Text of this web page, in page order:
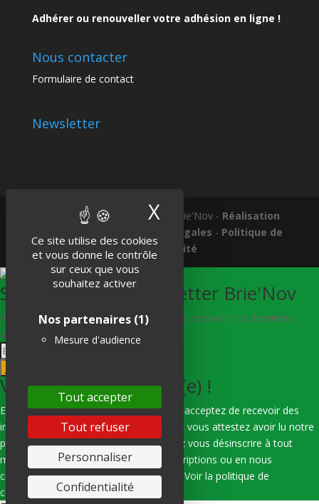
Ce site utilise des cookies
et vous donne le contrôle
sur ceux que vous
souhaitez activer
Nos partenaires (1)
Mesure d'audience
Tout accepter
Tout refuser
Personnaliser
Confidentialité
X Masquer le
Adhérer ou renouveller votre adhésion en ligne !
Nous contacter
Formulaire de contact
Newsletter
Tous droits réservés © 2018 Brie'Nov - Réalisation
Mentions légales - Politique de
confidentialité
S'abonner à la Newsletter Brie'Nov
Abonnez-vous à notre newsletter afin de recevoir nos dernières
actualités.
Vous êtes bien inscrit(e) !
En indiquant votre adresse e-mail, vous acceptez de recevoir des
informations de notre part via e-mail, et vous attestez avoir lu notre
politique de confidentialité. Vous pouvez vous désinscrire à tout
moment en utilisant les liens de désinscriptions ou en nous
contactant par e-mail : hello@subotai.fr Voir la politique de
confidentialité